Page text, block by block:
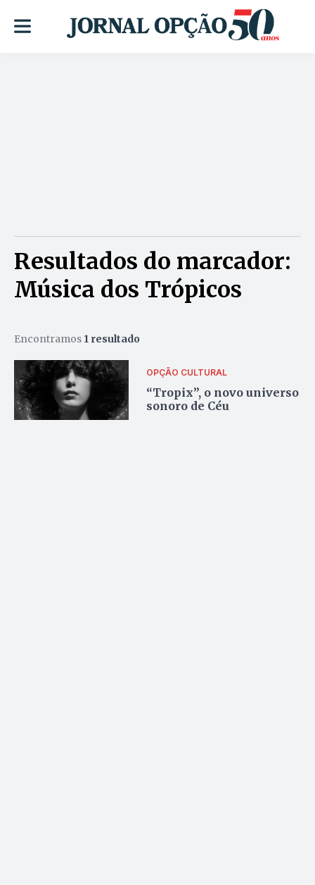
Resultados do marcador:
Música dos Trópicos
Encontramos 1 resultado
OPÇÃO CULTURAL
“Tropix”, o novo universo
sonoro de Céu